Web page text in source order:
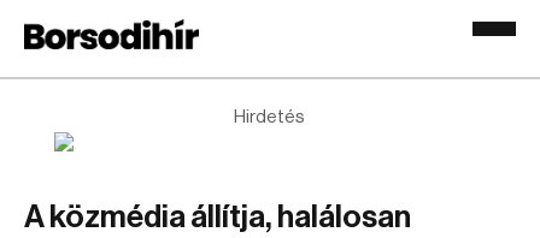
Hirdetés
A közmédia állítja, halálosan